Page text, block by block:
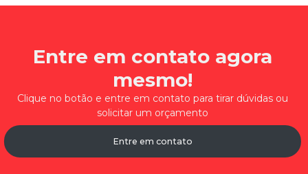
Entre em contato agora
mesmo!
Clique no botão e entre em contato para tirar dúvidas ou
solicitar um orçamento
Entre em contato